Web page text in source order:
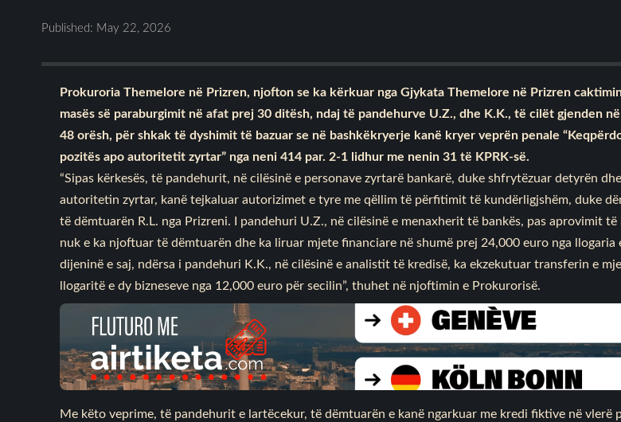
Published: May 22, 2026
Prokuroria Themelore në Prizren, njofton se ka kërkuar nga Gjykata Themelore në Prizren
masës së paraburgimit në afat prej 30 ditësh, ndaj të pandehurve U.Z., dhe K.K., të cilët gjenden
48 orësh, për shkak të dyshimit të bazuar se në bashkëkryerje kanë kryer veprën penale
pozitës apo autoritetit zyrtar” nga neni 414 par. 2-1 lidhur me nenin 31 të KPRK-së.
“Sipas kërkesës, të pandehurit, në cilësinë e personave zyrtarë bankarë, duke shfrytëzuar detyrën dhe
autoritetin zyrtar, kanë tejkaluar autorizimet e tyre me qëllim të përfitimit të kundërligjshëm, duke
të dëmtuarën R.L. nga Prizreni. I pandehuri U.Z., në cilësinë e menaxherit të bankës, pas aprovimit të
nuk e ka njoftuar të dëmtuarën dhe ka liruar mjete financiare në shumë prej 24,000 euro nga llogaria
dijeninë e saj, ndërsa i pandehuri K.K., në cilësinë e analistit të kredisë, ka ekzekutuar transferin e
llogaritë e dy bizneseve nga 12,000 euro për secilin”, thuhet në njoftimin e Prokurorisë.
Me këto veprime, të pandehurit e lartëcekur, të dëmtuarën e kanë ngarkuar me kredi fiktive në vlerë